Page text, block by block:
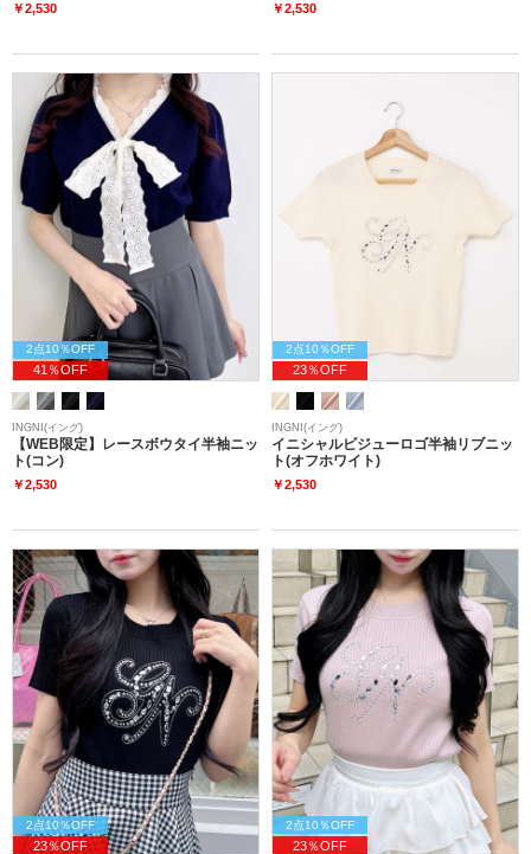
￥2,530 ￥2,530
2点10％OFF
41％OFF
INGNI(イング)
【WEB限定】レースボウタイ半袖ニッ
ト(コン)
￥2,530
2点10％OFF
23％OFF
INGNI(イング)
イニシャルビジューロゴ半袖リブニッ
ト(オフホワイト)
￥2,530
2点10％OFF
23％OFF
2点10％OFF
23％OFF